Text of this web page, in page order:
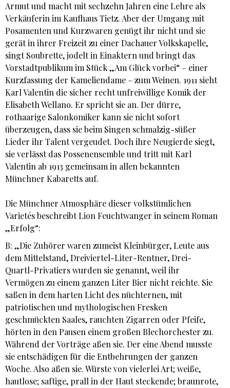
Armut und macht mit sechzehn Jahren eine Lehre als
Verkäuferin im Kaufhaus Tietz. Aber der Umgang mit
Posamenten und Kurzwaren genügt ihr nicht und sie
gerät in ihrer Freizeit zu einer Dachauer Volkskapelle,
singt Soubrette, jodelt in Einaktern und bringt das
Vorstadtpublikum im Stück „Am Glück vorbei“ – einer
Kurzfassung der Kameliendame – zum Weinen. 1911 sieht
Karl Valentin die sicher recht unfreiwillige Komik der
Elisabeth Wellano. Er spricht sie an. Der dürre,
rothaarige Salonkomiker kann sie nicht sofort
überzeugen, dass sie beim Singen schmalzig-süßer
Lieder ihr Talent vergeudet. Doch ihre Neugierde siegt,
sie verlässt das Possenensemble und tritt mit Karl
Valentin ab 1913 gemeinsam in allen bekannten
Münchner Kabaretts auf.
Die Münchner Atmosphäre dieser volkstümlichen
Varietés beschreibt Lion Feuchtwanger in seinem Roman
„Erfolg“:
B: „Die Zuhörer waren zumeist Kleinbürger, Leute aus
dem Mittelstand, Dreiviertel-Liter-Rentner, Drei-
Quartl-Privatiers wurden sie genannt, weil ihr
Vermögen zu einem ganzen Liter Bier nicht reichte. Sie
saßen in dem harten Licht des nüchternen, mit
patriotischen und mythologischen Fresken
geschmückten Saales, rauchten Zigarren oder Pfeife,
hörten in den Pausen einem großen Blechorchester zu.
Während der Vorträge aßen sie. Der eine Abend musste
sie entschädigen für die Entbehrungen der ganzen
Woche. Also aßen sie. Würste von vielerlei Art; weiße,
hautlose; saftige, prall in der Haut steckende; braunrote,